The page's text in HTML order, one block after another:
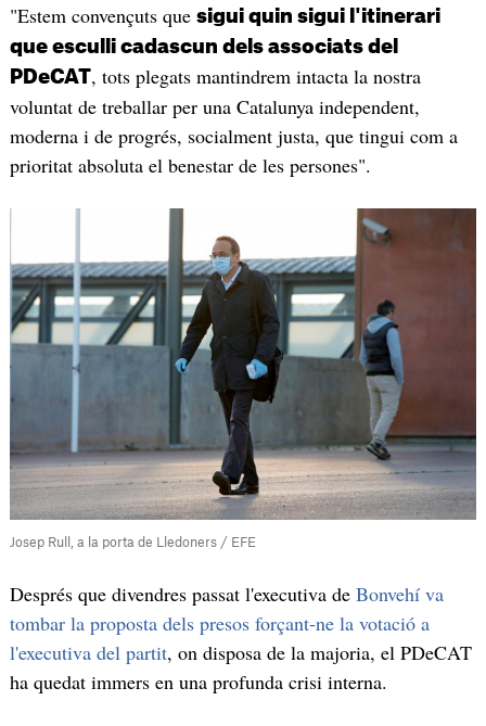
"Estem convençuts que sigui quin sigui l'itinerari
que esculli cadascun dels associats del
PDeCAT, tots plegats mantindrem intacta la nostra
voluntat de treballar per una Catalunya independent,
moderna i de progrés, socialment justa, que tingui com a
prioritat absoluta el benestar de les persones".
Josep Rull, a la porta de Lledoners / EFE
Després que divendres passat l'executiva de Bonvehí va
tombar la proposta dels presos forçant-ne la votació a
l'executiva del partit, on disposa de la majoria, el PDeCAT
ha quedat immers en una profunda crisi interna.